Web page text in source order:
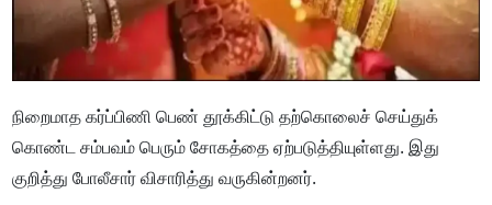
நிறைமாத கர்ப்பிணி பெண் தூக்கிட்டு தற்கொலைச் செய்துக்
கொண்ட சம்பவம் பெரும் சோகத்தை ஏற்படுத்தியுள்ளது. இது
குறித்து போலீசார் விசாரித்து வருகின்றனர்.